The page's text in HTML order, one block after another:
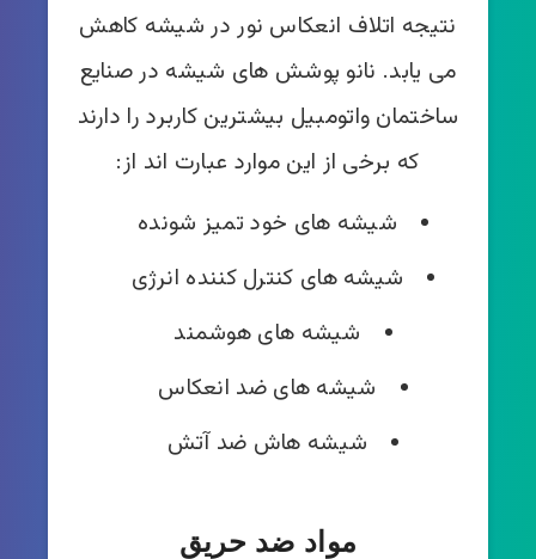
نتیجه اتلاف انعکاس نور در شیشه کاهش
می یابد. نانو پوشش های شیشه در صنایع
ساختمان واتومبیل بیشترین کاربرد را دارند
که برخی از این موارد عبارت اند از:
شیشه های خود تمیز شوند‌ه
شیشه های کنترل کننده انرژی
شیشه های هوشمند
شیشه های ضد انعکاس
شیشه هاش ضد آتش
مواد ضد حریق